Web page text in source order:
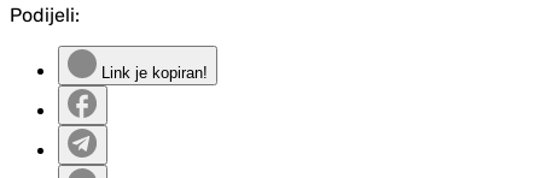
Podijeli:
Link je kopiran!